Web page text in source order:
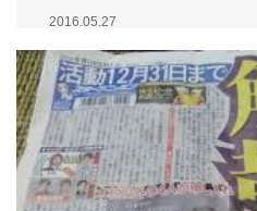
2016.05.27